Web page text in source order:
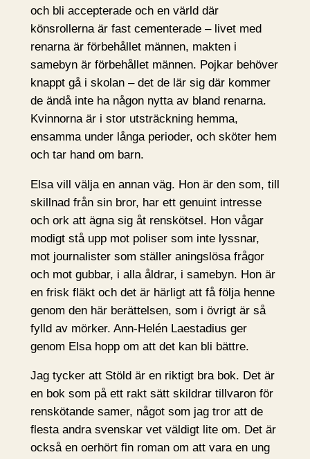
och bli accepterade och en värld där
könsrollerna är fast cementerade – livet med
renarna är förbehållet männen, makten i
samebyn är förbehållet männen. Pojkar behöver
knappt gå i skolan – det de lär sig där kommer
de ändå inte ha någon nytta av bland renarna.
Kvinnorna är i stor utsträckning hemma,
ensamma under långa perioder, och sköter hem
och tar hand om barn.
Elsa vill välja en annan väg. Hon är den som, till
skillnad från sin bror, har ett genuint intresse
och ork att ägna sig åt renskötsel. Hon vågar
modigt stå upp mot poliser som inte lyssnar,
mot journalister som ställer aningslösa frågor
och mot gubbar, i alla åldrar, i samebyn. Hon är
en frisk fläkt och det är härligt att få följa henne
genom den här berättelsen, som i övrigt är så
fylld av mörker. Ann-Helén Laestadius ger
genom Elsa hopp om att det kan bli bättre.
Jag tycker att Stöld är en riktigt bra bok. Det är
en bok som på ett rakt sätt skildrar tillvaron för
renskötande samer, något som jag tror att de
flesta andra svenskar vet väldigt lite om. Det är
också en oerhört fin roman om att vara en ung